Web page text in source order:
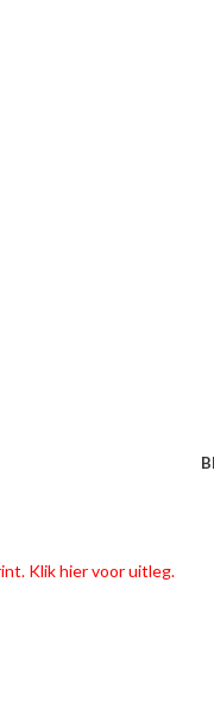
Klik hier voor uitleg.